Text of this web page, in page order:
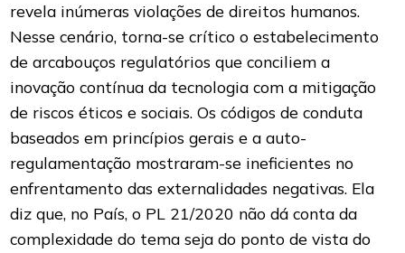
revela inúmeras violações de direitos humanos.
Nesse cenário, torna-se crítico o estabelecimento
de arcabouços regulatórios que conciliem a
inovação contínua da tecnologia com a mitigação
de riscos éticos e sociais. Os códigos de conduta
baseados em princípios gerais e a auto-
regulamentação mostraram-se ineficientes no
enfrentamento das externalidades negativas. Ela
diz que, no País, o PL 21/2020 não dá conta da
complexidade do tema seja do ponto de vista do